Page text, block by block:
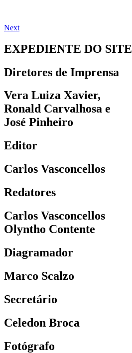
Next
EXPEDIENTE DO SITE
Diretores de Imprensa
Vera Luiza Xavier,
Ronald Carvalhosa e
José Pinheiro
Editor
Carlos Vasconcellos
Redatores
Carlos Vasconcellos
Olyntho Contente
Diagramador
Marco Scalzo
Secretário
Celedon Broca
Fotógrafo